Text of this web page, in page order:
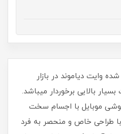
وایت دیاموند در بازار
بالایی برخوردار میباشد.
موبایل با اجسام سخت
با طراحی خاص و منحصر به فرد